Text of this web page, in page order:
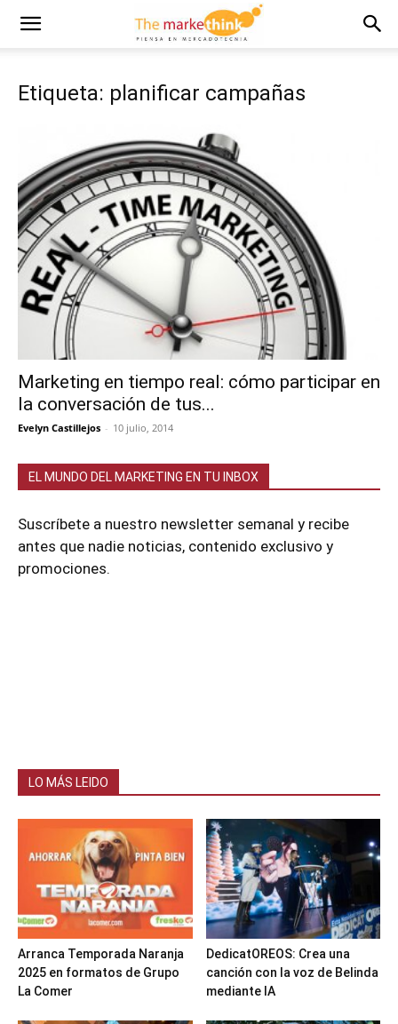
Etiqueta: planificar campañas
Marketing en tiempo real: cómo participar en
la conversación de tus...
Evelyn Castillejos - 10 julio, 2014
EL MUNDO DEL MARKETING EN TU INBOX
Suscríbete a nuestro newsletter semanal y recibe
antes que nadie noticias, contenido exclusivo y
promociones.
LO MÁS LEIDO
Arranca Temporada Naranja
2025 en formatos de Grupo
La Comer
DedicatOREOS: Crea una
canción con la voz de Belinda
mediante IA